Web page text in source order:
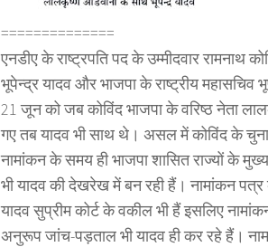
==============
एनडीए के राष्ट्रपति पद के उम्मीदवार रामनाथ
भूपेन्द्र यादव और भाजपा के राष्ट्रीय महासचिव
21 जून को जब कोविंद भाजपा के वरिष्ठ नेता
गए तब यादव भी साथ थे। असल में कोविंद के
नामांकन के समय ही भाजपा शासित राज्यों के
भी यादव की देखरेख में बन रही हैं। नामांकन पत्र
यादव सुप्रीम कोर्ट के वकील भी हैं इसलिए
अनुरूप जांच-पड़ताल भी यादव ही कर रहे हैं।